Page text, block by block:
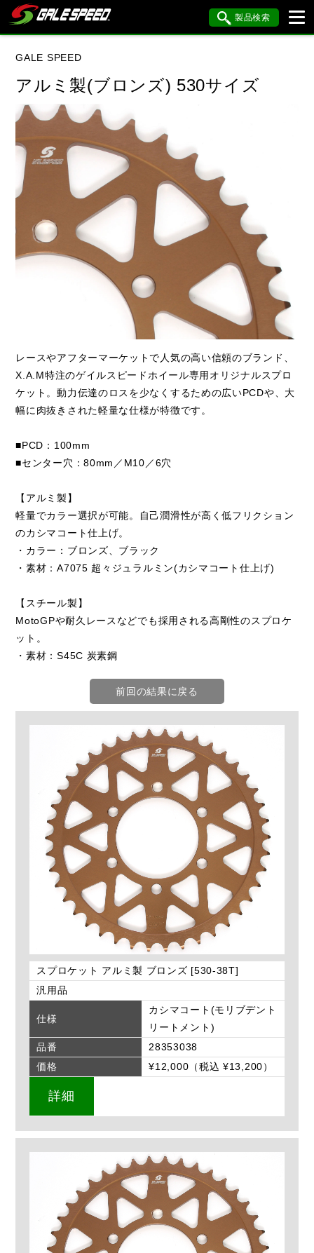
製品検索
データを準備しています。
閉じる
GALE SPEED
アルミ製(ブロンズ) 530サイズ
レースやアフターマーケットで人気の高い信頼のブランド、
X.A.M特注のゲイルスピードホイール専用オリジナルスプロ
ケット。動力伝達のロスを少なくするための広いPCDや、大
幅に肉抜きされた軽量な仕様が特徴です。
■PCD：100mm
■センター穴：80mm／M10／6穴
【アルミ製】
軽量でカラー選択が可能。自己潤滑性が高く低フリクション
のカシマコート仕上げ。
・カラー：ブロンズ、ブラック
・素材：A7075 超々ジュラルミン(カシマコート仕上げ)
【スチール製】
MotoGPや耐久レースなどでも採用される高剛性のスプロケ
ット。
・素材：S45C 炭素鋼
前回の結果に戻る
スプロケット アルミ製 ブロンズ [530-38T]
汎用品
仕様
カシマコート(モリブデント
リートメント)
品番
28353038
価格
¥12,000（税込 ¥13,200）
詳細